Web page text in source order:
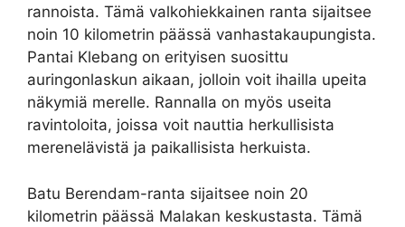
rannoista. Tämä valkohiekkainen ranta sijaitsee
noin 10 kilometrin päässä vanhastakaupungista.
Pantai Klebang on erityisen suosittu
auringonlaskun aikaan, jolloin voit ihailla upeita
näkymiä merelle. Rannalla on myös useita
ravintoloita, joissa voit nauttia herkullisista
merenelävistä ja paikallisista herkuista.
Batu Berendam-ranta sijaitsee noin 20
kilometrin päässä Malakan keskustasta. Tämä